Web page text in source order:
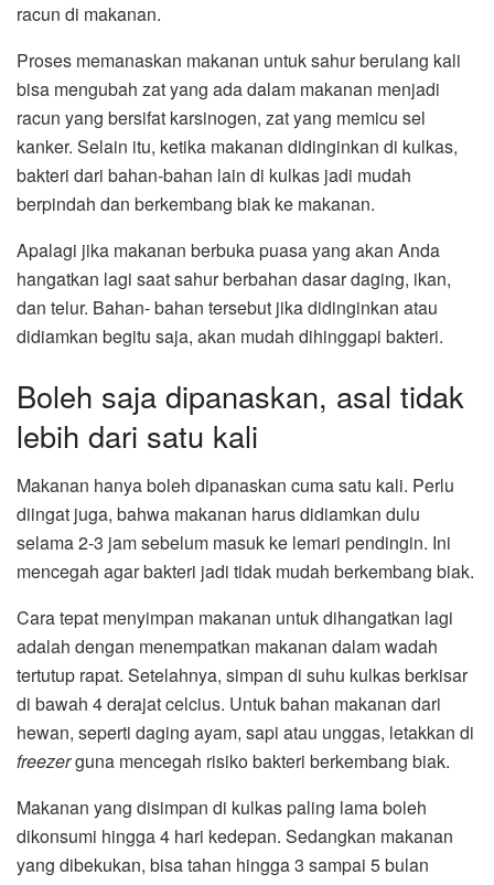
racun di makanan.
Proses memanaskan makanan untuk sahur berulang kali
bisa mengubah zat yang ada dalam makanan menjadi
racun yang bersifat karsinogen, zat yang memicu sel
kanker. Selain itu, ketika makanan didinginkan di kulkas,
bakteri dari bahan-bahan lain di kulkas jadi mudah
berpindah dan berkembang biak ke makanan.
Apalagi jika makanan berbuka puasa yang akan Anda
hangatkan lagi saat sahur berbahan dasar daging, ikan,
dan telur. Bahan- bahan tersebut jika didinginkan atau
didiamkan begitu saja, akan mudah dihinggapi bakteri.
Boleh saja dipanaskan, asal tidak
lebih dari satu kali
Makanan hanya boleh dipanaskan cuma satu kali. Perlu
diingat juga, bahwa makanan harus didiamkan dulu
selama 2-3 jam sebelum masuk ke lemari pendingin. Ini
mencegah agar bakteri jadi tidak mudah berkembang biak.
Cara tepat menyimpan makanan untuk dihangatkan lagi
adalah dengan menempatkan makanan dalam wadah
tertutup rapat. Setelahnya, simpan di suhu kulkas berkisar
di bawah 4 derajat celcius. Untuk bahan makanan dari
hewan, seperti daging ayam, sapi atau unggas, letakkan di
freezerguna mencegah risiko bakteri berkembang biak.
Makanan yang disimpan di kulkas paling lama boleh
dikonsumi hingga 4 hari kedepan. Sedangkan makanan
yang dibekukan, bisa tahan hingga 3 sampai 5 bulan